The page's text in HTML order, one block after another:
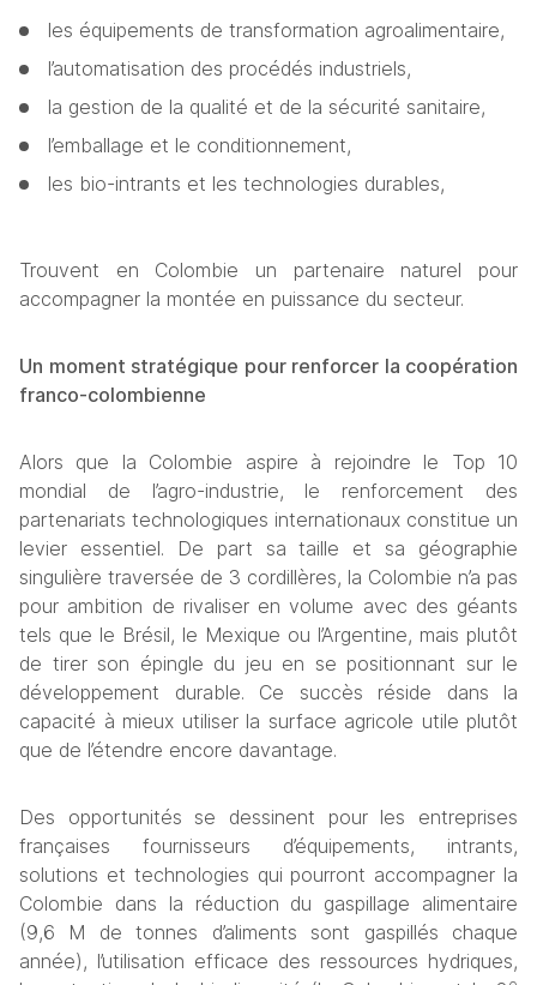
les équipements de transformation agroalimentaire,
l’automatisation des procédés industriels,
la gestion de la qualité et de la sécurité sanitaire,
l’emballage et le conditionnement,
les bio-intrants et les technologies durables,
Trouvent en Colombie un partenaire naturel pour
accompagner la montée en puissance du secteur.
Un moment stratégique pour renforcer la coopération
franco-colombienne
Alors que la Colombie aspire à rejoindre le Top 10
mondial de l’agro-industrie, le renforcement des
partenariats technologiques internationaux constitue un
levier essentiel. De part sa taille et sa géographie
singulière traversée de 3 cordillères, la Colombie n’a pas
pour ambition de rivaliser en volume avec des géants
tels que le Brésil, le Mexique ou l’Argentine, mais plutôt
de tirer son épingle du jeu en se positionnant sur le
développement durable. Ce succès réside dans la
capacité à mieux utiliser la surface agricole utile plutôt
que de l’étendre encore davantage.
Des opportunités se dessinent pour les entreprises
françaises fournisseurs d’équipements, intrants,
solutions et technologies qui pourront accompagner la
Colombie dans la réduction du gaspillage alimentaire
(9,6 M de tonnes d’aliments sont gaspillés chaque
année), l’utilisation efficace des ressources hydriques,